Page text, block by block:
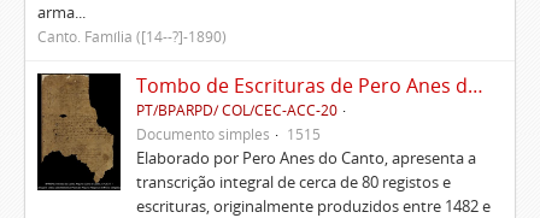
arma...
Canto. Família ([14--?]-1890)
Tombo de Escrituras de Pero Anes do Canto
PT/BPARPD/ COL/CEC-ACC-20
Documento simples
1515
Elaborado por Pero Anes do Canto, apresenta a
transcrição integral de cerca de 80 registos e
escrituras, originalmente produzidos entre 1482 e